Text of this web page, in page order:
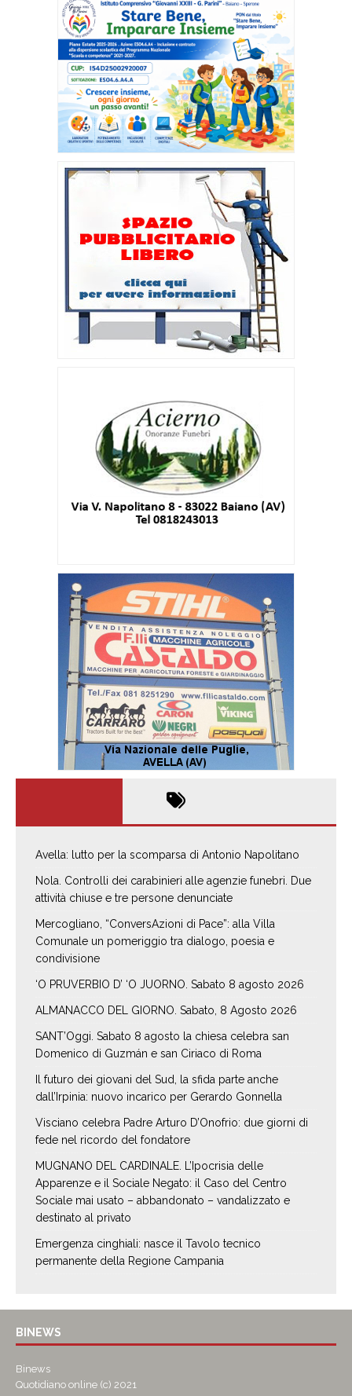
Avella: lutto per la scomparsa di Antonio Napolitano
Nola. Controlli dei carabinieri alle agenzie funebri. Due
attività chiuse e tre persone denunciate
Mercogliano, “ConversAzioni di Pace”: alla Villa
Comunale un pomeriggio tra dialogo, poesia e
condivisione
‘O PRUVERBIO D’ ‘O JUORNO. Sabato 8 agosto 2026
ALMANACCO DEL GIORNO. Sabato, 8 Agosto 2026
SANT’Oggi. Sabato 8 agosto la chiesa celebra san
Domenico di Guzmán e san Ciriaco di Roma
Il futuro dei giovani del Sud, la sfida parte anche
dall’Irpinia: nuovo incarico per Gerardo Gonnella
Visciano celebra Padre Arturo D’Onofrio: due giorni di
fede nel ricordo del fondatore
MUGNANO DEL CARDINALE. L’Ipocrisia delle
Apparenze e il Sociale Negato: il Caso del Centro
Sociale mai usato – abbandonato – vandalizzato e
destinato al privato
Emergenza cinghiali: nasce il Tavolo tecnico
permanente della Regione Campania
BINEWS
Binews
Quotidiano online (c) 2021